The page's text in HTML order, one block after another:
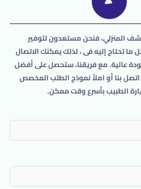
المنزلي، فنحن مستعدون لتوفير
ما تحتاج إليه فى ، لذلك يمكنك الاتصال
عالية. مع فريقنا، ستحصل على أفضل
اتصل بنا أو املأ نموذج الطلب المخصص
الطبيب بأسرع وقت ممكن.